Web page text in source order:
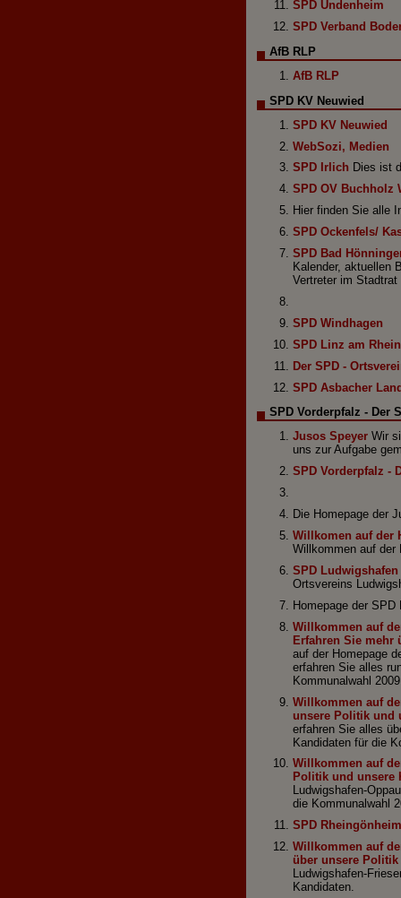
SPD Undenheim
SPD Verband
AfB RLP
AfB RLP
SPD KV Neuwied
SPD KV Neuwied
WebSozi, Medien
SPD Irlich Dies ist
SPD OV Buchholz
Hier finden Sie alle
SPD Ockenfels/
SPD Bad
Kalender, aktuellen
Vertreter im Stadtrat
SPD Windhagen
SPD Linz am Rhein
Der SPD -
SPD Asbacher
SPD Vorderpfalz - Der
Jusos Speyer Wir
uns zur Aufgabe
SPD Vorderpfalz -
Die Homepage der
Willkomen auf der
Willkommen auf der
SPD Ludwigshafen
Ortsvereins
Homepage der
Willkommen auf
Erfahren Sie mehr
auf der Homepage
erfahren Sie alles
Kommunalwahl
Willkommen auf
unsere Politik und
erfahren Sie alles
Kandidaten für die
Willkommen auf
Politik und unsere
Ludwigshafen-
die Kommunalwahl
SPD Rheingönheim
Willkommen auf
über unsere
Ludwigshafen-
Kandidaten.